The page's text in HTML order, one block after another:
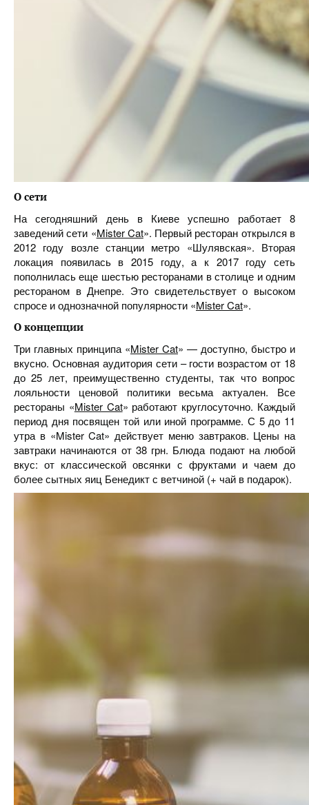
О сети
На сегодняшний день в Киеве успешно работает 8
заведений сети «Mister Cat». Первый ресторан открылся в
2012 году возле станции метро «Шулявская». Вторая
локация появилась в 2015 году, а к 2017 году сеть
пополнилась еще шестью ресторанами в столице и одним
рестораном в Днепре. Это свидетельствует о высоком
спросе и однозначной популярности «Mister Cat».
О концепции
Три главных принципа «Mister Cat» — доступно, быстро и
вкусно. Основная аудитория сети – гости возрастом от 18
до 25 лет, преимущественно студенты, так что вопрос
лояльности ценовой политики весьма актуален. Все
рестораны «Mister Cat» работают круглосуточно. Каждый
период дня посвящен той или иной программе. С 5 до 11
утра в «Mister Cat» действует меню завтраков. Цены на
завтраки начинаются от 38 грн. Блюда подают на любой
вкус: от классической овсянки с фруктами и чаем до
более сытных яиц Бенедикт с ветчиной (+ чай в подарок).